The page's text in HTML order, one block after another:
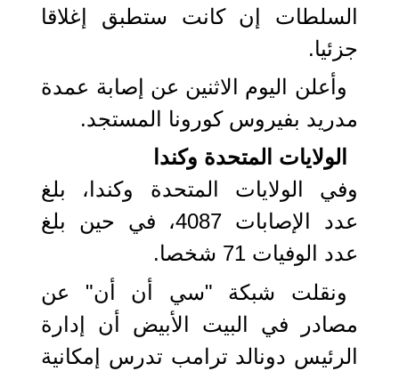
السلطات إن كانت ستطبق إغلاقا
جزئيا.
وأعلن اليوم الاثنين عن إصابة عمدة
مدريد بفيروس كورونا المستجد.
الولايات المتحدة وكندا
وفي الولايات المتحدة وكندا، بلغ
عدد الإصابات 4087، في حين بلغ
عدد الوفيات 71 شخصا.
ونقلت شبكة "سي أن أن" عن
مصادر في البيت الأبيض أن إدارة
الرئيس دونالد ترامب تدرس إمكانية